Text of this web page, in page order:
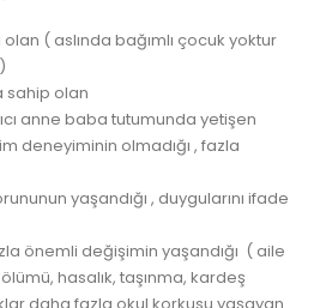
olan ( aslında bağımlı çocuk yoktur
sahip olan
anne baba tutumunda yetişen
deneyiminin olmadığı , fazla
yaşandığı , duygularını ifade
önemli değişimin yaşandığı ( aile
hasalık, taşınma, kardeş
daha fazla okul korkusu yaşayan